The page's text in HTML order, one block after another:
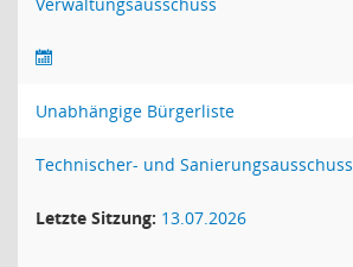
Unabhängige Bürgerliste
Technischer- und Sanierungsausschuss
Letzte Sitzung: 13.07.2026